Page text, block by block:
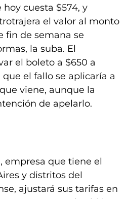
cuesta $574, y
el valor al monto
fin de semana se
la suba. El
el boleto a $650 a
el fallo se aplicaría a
viene, aunque la
de apelarlo.
empresa que tiene el
y distritos del
ajustará sus tarifas en